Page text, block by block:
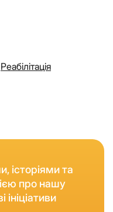
Реабілітація
історіями та
про нашу
ініціативи